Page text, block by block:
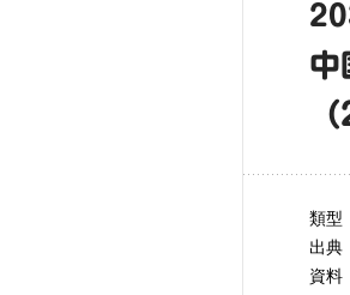
中
類型
出典
資料